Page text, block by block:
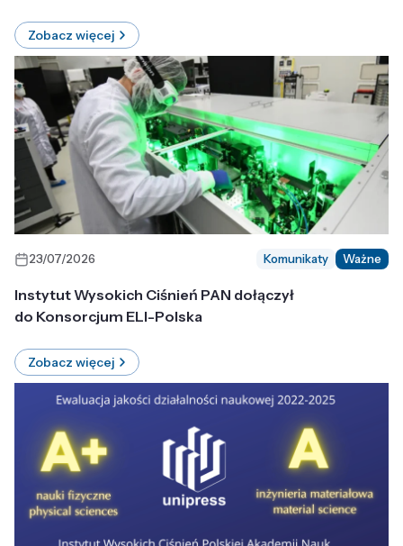
Zobacz więcej
23/07/2026 Komunikaty Ważne
Instytut Wysokich Ciśnień PAN dołączył
do Konsorcjum ELI-Polska
Zobacz więcej